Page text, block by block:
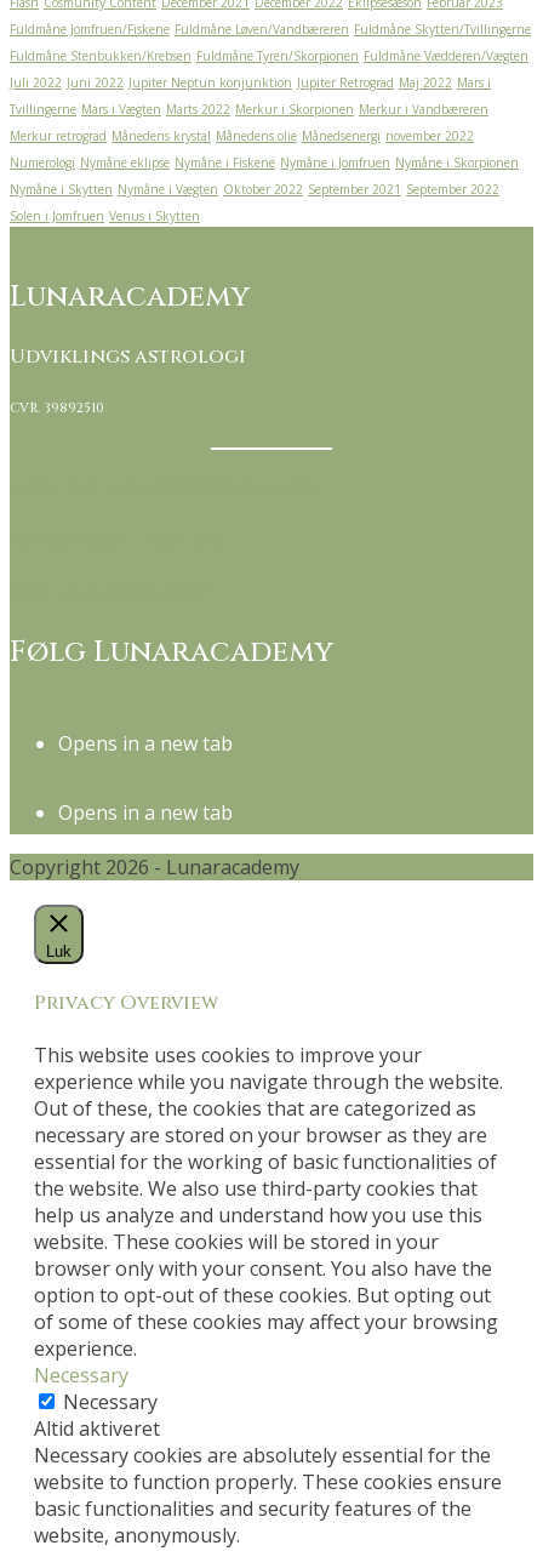
Fuldmåne Jomfruen/Fiskene Fuldmåne Løven/Vandbæreren Fuldmåne Skytten/Tvillingerne
Fuldmåne Stenbukken/Krebsen Fuldmåne Tyren/Skorpionen Fuldmåne Vædderen/Vægten
Juli 2022 Juni 2022 Jupiter Neptun konjunktion Jupiter Retrograd Maj 2022 Mars i
Tvillingerne Mars i Vægten Marts 2022 Merkur i Skorpionen Merkur i Vandbæreren
Merkur retrograd Månedens krystal Månedens olie Månedsenergi november 2022
Numerologi Nymåne eklipse Nymåne i Fiskene Nymåne i Jomfruen Nymåne i Skorpionen
Nymåne i Skytten Nymåne i Vægten Oktober 2022 September 2021 September 2022
Solen i Jomfruen Venus i Skytten
Lunaracademy
Udviklings astrologi
CVR. 39892510
Følg Lunaracademy
Opens in a new tab
Opens in a new tab
Copyright 2026 - Lunaracademy
Luk
Privacy Overview
This website uses cookies to improve your
experience while you navigate through the website.
Out of these, the cookies that are categorized as
necessary are stored on your browser as they are
essential for the working of basic functionalities of
the website. We also use third-party cookies that
help us analyze and understand how you use this
website. These cookies will be stored in your
browser only with your consent. You also have the
option to opt-out of these cookies. But opting out
of some of these cookies may affect your browsing
experience.
Necessary
Necessary
Altid aktiveret
Necessary cookies are absolutely essential for the
website to function properly. These cookies ensure
basic functionalities and security features of the
website, anonymously.